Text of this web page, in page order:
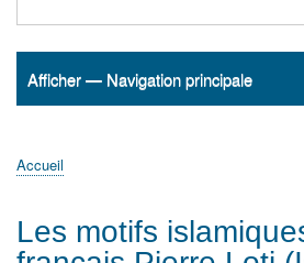
Navigation
Afficher — Navigation principale
Accueil
ActualitésMATh.en.JEANS ?
Régions et Ateliers
Créer, gérer un atelier
Sujets/Publications
Congrès
d'Ariane
Accueil
Les motifs